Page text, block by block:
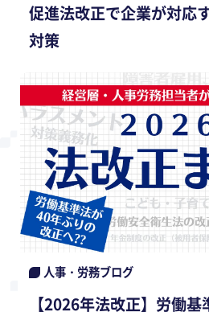
促進法改正で企業が対応
対策
人事・労務ブログ
【2026年法改正】労働